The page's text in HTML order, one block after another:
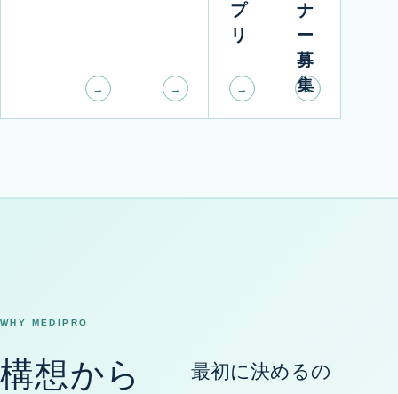
→ →
プ
リ
→
ナ
ー
募
集
→
WHY MEDIPRO
構想から
最初に決めるの